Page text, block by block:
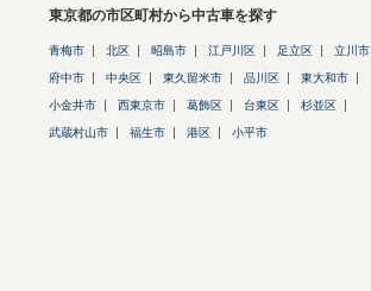
東京都の市区町村から中古車を探す
青梅市 北区 昭島市 江戸川区 足立区 立川市
府中市 中央区 東久留米市 品川区 東大和市
小金井市 西東京市 葛飾区 台東区 杉並区
武蔵村山市 福生市 港区 小平市